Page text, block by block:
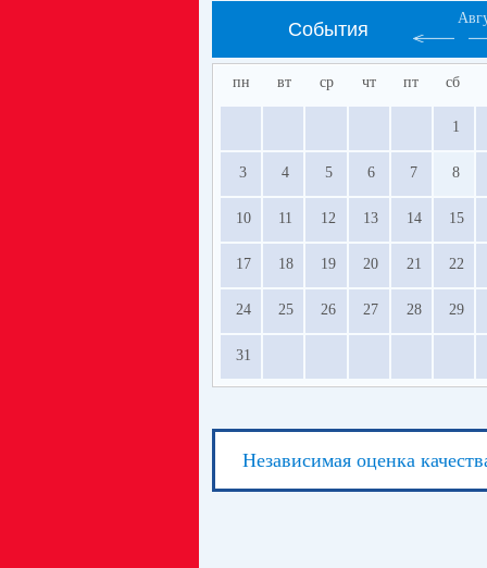
События
пн вт ср чт пт сб
1
3 4 5 6 7 8
10 11 12 13 14 15
17 18 19 20 21 22
24 25 26 27 28 29
31
Независимая оценка